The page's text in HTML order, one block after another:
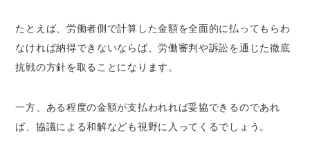
たとえば、労働者側で計算した金額を全面的に払ってもらわ
なければ納得できないならば、労働審判や訴訟を通じた徹底
抗戦の方針を取ることになります。
一方、ある程度の金額が支払われれば妥協できるのであれ
ば、協議による和解なども視野に入ってくるでしょう。